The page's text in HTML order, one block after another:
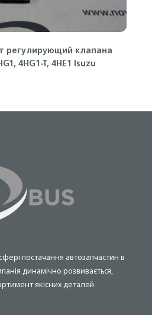
регулирующий клапана
4HG1-T, 4HE1 Isuzu
постачання автозапчастин в
динамічно розвивається,
якісних деталей.